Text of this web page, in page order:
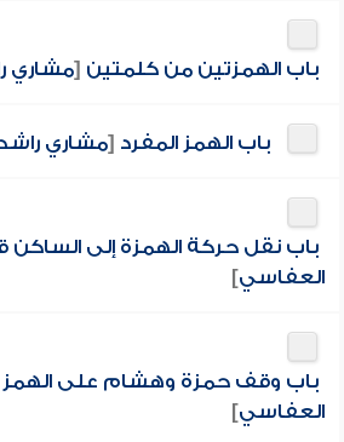
باب الهمزتين من كلمتين [مشاري
باب الهمز المفرد [مشاري
باب نقل حركة الهمزة إلى الساكن
العفاسي]
باب وقف حمزة وهشام على الهمز
العفاسي]